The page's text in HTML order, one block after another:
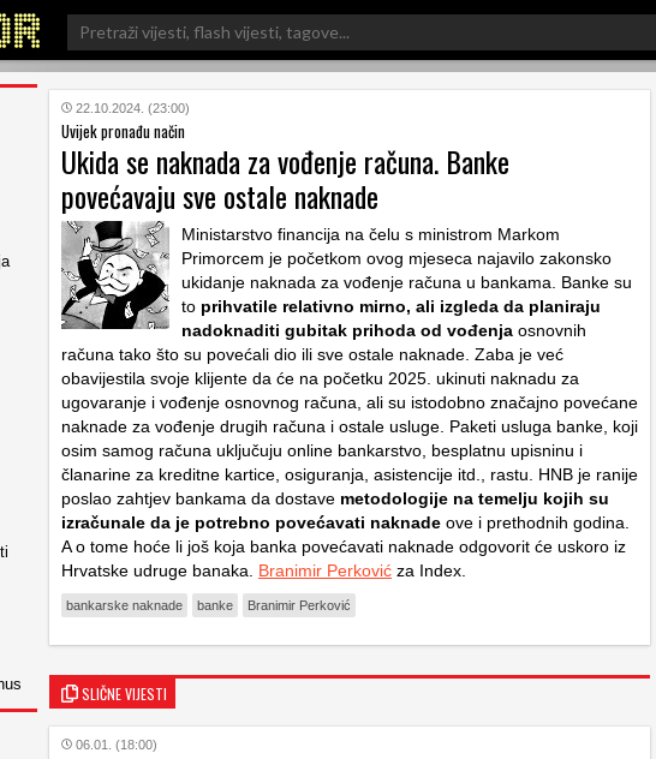
Search
for:
22.10.2024. (23:00)
Uvijek pronađu način
Ukida se naknada za vođenje računa. Banke
povećavaju sve ostale naknade
Ministarstvo financija na čelu s ministrom Markom
Primorcem je početkom ovog mjeseca najavilo zakonsko
ukidanje naknada za vođenje računa u bankama. Banke su
to prihvatile relativno mirno, ali izgleda da planiraju
nadoknaditi gubitak prihoda od vođenja osnovnih
računa tako što su povećali dio ili sve ostale naknade. Zaba je već
obavijestila svoje klijente da će na početku 2025. ukinuti naknadu za
ugovaranje i vođenje osnovnog računa, ali su istodobno značajno povećane
naknade za vođenje drugih računa i ostale usluge. Paketi usluga banke, koji
osim samog računa uključuju online bankarstvo, besplatnu upisninu i
članarine za kreditne kartice, osiguranja, asistencije itd., rastu. HNB je ranije
poslao zahtjev bankama da dostave metodologije na temelju kojih su
izračunale da je potrebno povećavati naknade ove i prethodnih godina.
A o tome hoće li još koja banka povećavati naknade odgovorit će uskoro iz
Hrvatske udruge banaka. Branimir Perković za Index.
bankarske naknade banke Branimir Perković
SLIČNE VIJESTI
06.01. (18:00)